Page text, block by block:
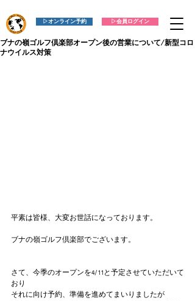
▷会員ログイン
▷オンライン予約
ブナの嶺ゴルフ倶楽部オープン後の営業について/新型コロ
ナウイルス対策
平素は皆様、大変お世話になっております。
ブナの嶺ゴルフ倶楽部でございます。
さて、今季のオープンを4/11と予定させていただいて
おり
それに向け予約、準備を進めてまいりましたが